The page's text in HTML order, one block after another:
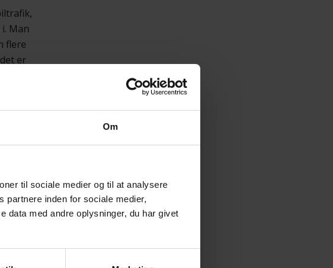
Om
til sociale medier og til at analysere
partnere inden for sociale medier,
data med andre oplysninger, du har givet
Man
flere
er
i
er
til 22
en
ud
til fire